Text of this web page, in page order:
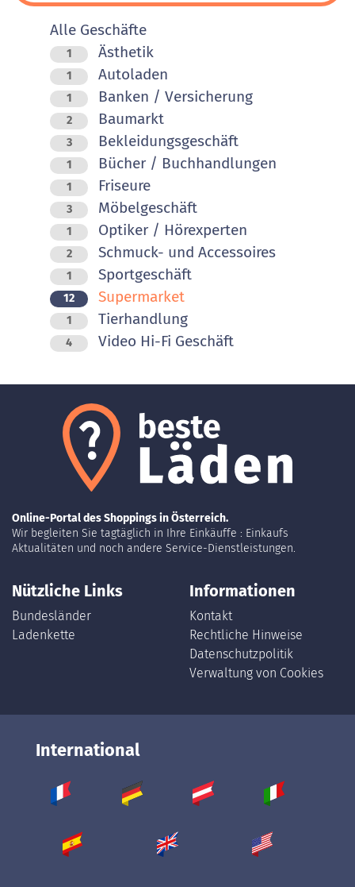
Alle Geschäfte
1 Ästhetik
1 Autoladen
1 Banken / Versicherung
2 Baumarkt
3 Bekleidungsgeschäft
1 Bücher / Buchhandlungen
1 Friseure
3 Möbelgeschäft
1 Optiker / Hörexperten
2 Schmuck- und Accessoires
1 Sportgeschäft
12 Supermarket
1 Tierhandlung
4 Video Hi-Fi Geschäft
Online-Portal des Shoppings in Österreich.
Wir begleiten Sie tagtäglich in Ihre Einkäuffe : Einkaufs
Aktualitäten und noch andere Service-Dienstleistungen.
Nützliche Links
Bundesländer
Ladenkette
Informationen
Kontakt
Rechtliche Hinweise
Datenschutzpolitik
Verwaltung von Cookies
International